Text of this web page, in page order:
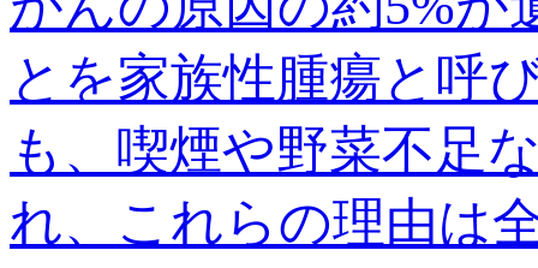
とを家族性腫瘍と呼
も、喫煙や野菜不足
れ、これらの理由は